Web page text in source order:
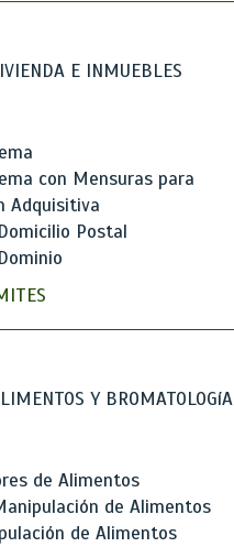
E INMUEBLES
con Mensuras para
Adquisitiva
Postal
Y BROMATOLOGíA
de Alimentos
de Alimentos
de Alimentos